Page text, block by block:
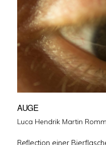
AUGE
Luca Hendrik Martin
Reflection einer